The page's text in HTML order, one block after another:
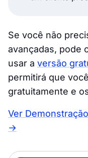
Se você não
avançadas, pode
usar a versão
permitirá que
gratuitamente e
Ver Demonstração
→